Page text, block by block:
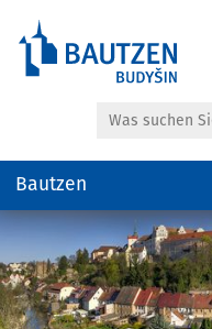
der
anspringen
Suche
Bautzen